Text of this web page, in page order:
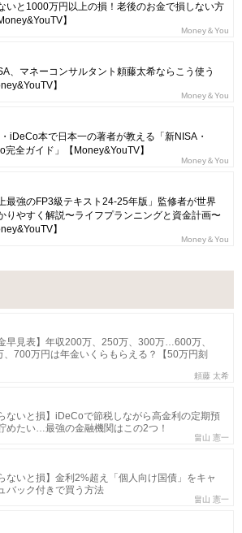
いと1000万円以上の損！老後のお金で損しない方
】
Money＆You
、マネーコンサルタント頼藤太希ならこう使う
】
Money＆You
iDeCo本で日本一の著者が教える「新NISA・
完全ガイド」【Money&YouTV】
Money＆You
上最強のFP3級テキスト24-25年版」監修者が世界
りやすく解説〜ライフプランニングと資金計画〜
】
Money＆You
金早見表】年収200万、250万、300万…600万、
、700万円は年金いくらもらえる？【50万円刻
頼藤 太希
らないと損】iDeCoで節税しながら高金利の定期預
めたい…最強の金融機関はこの2つ！
畠山 憲一
ないと損】金利2%超え「個人向け国債」をキャ
バック付きで買う方法
畠山 憲一